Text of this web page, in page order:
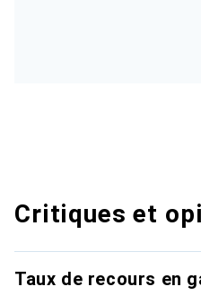
Critiques et
Taux de recours en